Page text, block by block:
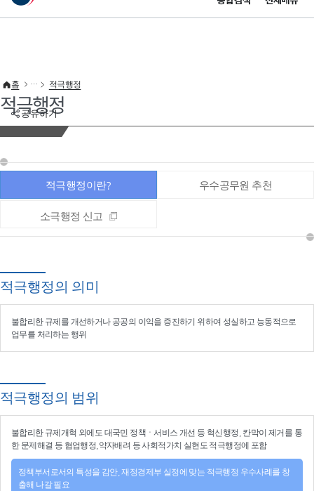
이 누리집은 대한민국 공식 전자정부 누리집입니다.
공유하기
홈 적극행정
적극행정
적극행정이란? 우수공무원 추천
소극행정 신고
적극행정의 의미
불합리한 규제를 개선하거나 공공의 이익을 증진하기 위하여 성실하고 능동적으로
업무를 처리하는 행위
적극행정의 범위
불합리한 규제개혁 외에도 대국민 정책ㆍ서비스 개선 등 혁신행정 , 칸막이 제거를 통
한 문제해결 등 협업행정 ,약자배려 등사회적가치 실현 도 적극행정에 포함
정책부서로서의 특성을 감안, 재정경제부 실정에 맞는 적극행정 우수사례를 창
출해 나갈 필요